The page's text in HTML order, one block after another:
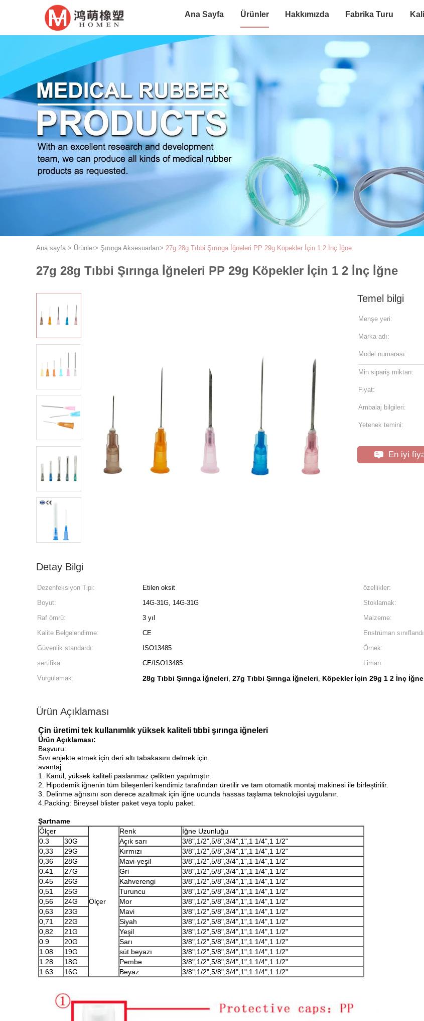
Ana Sayfa Ürünler Hakkımızda Fabrika Turu
Ana sayfa > Ürünler> Şırınga Aksesuarları> 27g 28g Tıbbi Şırınga İğneleri PP 29g Köpekler İçin 1 2 İnç İğne
27g 28g Tıbbi Şırınga İğneleri PP 29g Köpekler İçin 1 2 İnç İğne
Temel bilgi
Menşe yeri:
Marka adı:
Model numarası:
Min sipariş miktarı:
Fiyat:
Ambalaj bilgileri:
Yetenek temini:
En iyi
Detay Bilgi
Dezenfeksiyon Tipi: Etilen oksit özellikler:
Boyut:
14G-31G, 14G-31G Stoklamak:
Raf ömrü:
3 yıl Malzeme:
Kalite Belgelendirme:
CE Enstrüman
Güvenlik standardı:
ISO13485 Örnek:
sertifika:
CE/ISO13485 Liman:
Vurgulamak:
28g Tıbbi Şırınga İğneleri, 27g Tıbbi Şırınga İğneleri, Köpekler İçin 29g 1 2 İnç İğne
Ürün Açıklaması
Çin üretimi tek kullanımlık yüksek kaliteli tıbbi şırınga iğneleri
Ürün Açıklaması:
Başvuru:
Sıvı enjekte etmek için deri altı tabakasını delmek için.
avantaj:
1. Kanül, yüksek kaliteli paslanmaz çelikten yapılmıştır.
2. Hipodemik iğnenin tüm bileşenleri kendimiz tarafından üretilir ve tam otomatik montaj makinesi ile birleştirilir.
3. Delinme ağrısını son derece azaltmak için iğne ucunda hassas taşlama teknolojisi uygulanır.
4.Packing: Bireysel blister paket veya toplu paket.
Şartname
Ölçer
Ölçer
Renk
İğne Uzunluğu
0.3
30G Açık sarı
3/8",1/2",5/8",3/4",1",1 1/4",1 1/2"
0,33
29G Kırmızı
3/8",1/2",5/8",3/4",1",1 1/4",1 1/2"
0,36
28G Mavi-yeşil
3/8",1/2",5/8",3/4",1",1 1/4",1 1/2"
0.41
27G Gri
3/8",1/2",5/8",3/4",1",1 1/4",1 1/2"
0.45
26G Kahverengi
3/8",1/2",5/8",3/4",1",1 1/4",1 1/2"
0,51
25G Turuncu
3/8",1/2",5/8",3/4",1",1 1/4",1 1/2"
0,56
24G Mor
3/8",1/2",5/8",3/4",1",1 1/4",1 1/2"
0,63
23G Mavi
3/8",1/2",5/8",3/4",1",1 1/4",1 1/2"
0,71
22G Siyah
3/8",1/2",5/8",3/4",1",1 1/4",1 1/2"
0,82
21G Yeşil
3/8",1/2",5/8",3/4",1",1 1/4",1 1/2"
0.9
20G Sarı
3/8",1/2",5/8",3/4",1",1 1/4",1 1/2"
1.08
19G süt beyazı
3/8",1/2",5/8",3/4",1",1 1/4",1 1/2"
1.28
18G Pembe
3/8",1/2",5/8",3/4",1",1 1/4",1 1/2"
1.63
16G Beyaz 3/8",1/2",5/8",3/4",1",1 1/4",1 1/2"